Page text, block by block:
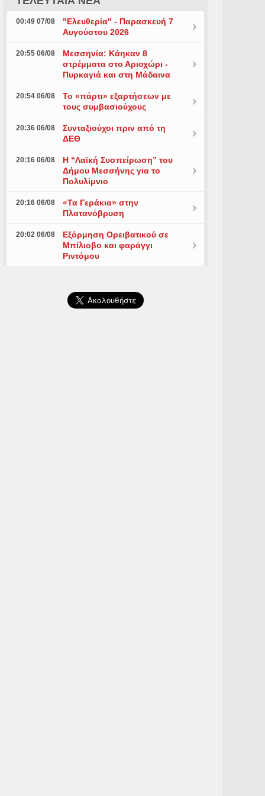
00:49 07/08
"Ελευθερία" - Παρασκευή 7
Αυγούστου 2026
20:55 06/08
Μεσσηνία: Κάηκαν 8
στρέμματα στο Αριοχώρι -
Πυρκαγιά και στη Μάδαινα
20:54 06/08
Το «πάρτι» εξαρτήσεων με
τους συμβασιούχους
20:36 06/08
Συνταξιούχοι πριν από τη
ΔΕΘ
20:16 06/08
Η “Λαϊκή Συσπείρωση” του
Δήμου Μεσσήνης για το
Πολυλίμνιο
20:16 06/08
«Τα Γεράκια» στην
Πλατανόβρυση
20:02 06/08
Εξόρμηση Ορειβατικού σε
Μπίλιοβο και φαράγγι
Ριντόμου